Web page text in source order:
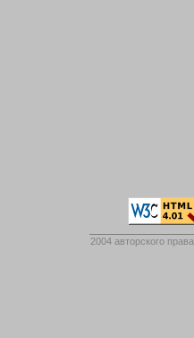
2004 авторского права